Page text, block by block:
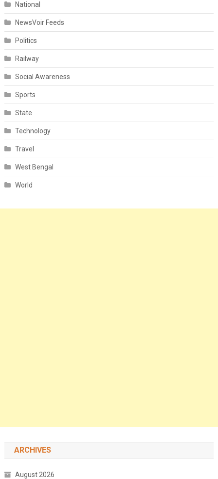
National
NewsVoir Feeds
Politics
Railway
Social Awareness
Sports
State
Technology
Travel
West Bengal
World
ARCHIVES
August 2026